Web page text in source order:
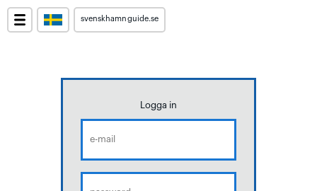
svenskhamnguide.se
Logga in